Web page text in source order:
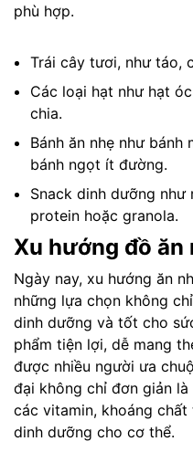
phù hợp.
Trái cây tươi, như táo,
Các loại hạt như hạt
chia.
Bánh ăn nhẹ như bánh
bánh ngọt ít đường.
Snack dinh dưỡng như
protein hoặc granola.
Xu hướng đồ ăn
Ngày nay, xu hướng ăn
những lựa chọn không
dinh dưỡng và tốt cho
phẩm tiện lợi, dễ mang
được nhiều người ưa
đại không chỉ đơn giản
các vitamin, khoáng
dinh dưỡng cho cơ thể.